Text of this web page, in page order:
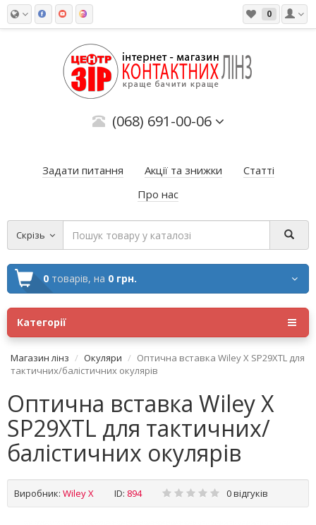
0
(068) 691-00-06
Задати питання Акції та знижки
Статті
Про нас
Скрізь
0 товарів, на 0 грн.
Категорії
Магазин лінз Окуляри
Оптична вставка Wiley X SP29XTL для
тактичних/балістичних окулярів
Оптична вставка Wiley X
SP29XTL для тактичних/
балістичних окулярів
Виробник: Wiley X ID: 894 0 відгуків